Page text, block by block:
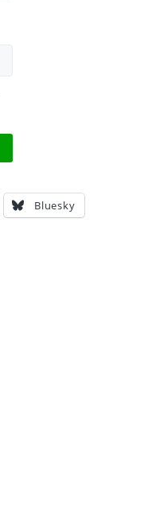
Bluesky